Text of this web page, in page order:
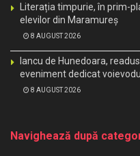
Literația timpurie, în prim-
elevilor din Maramureș
8 AUGUST 2026
Iancu de Hunedoara,
eveniment dedicat
8 AUGUST 2026
Navighează după